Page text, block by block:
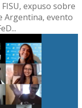
expuso sobre
Argentina, evento
...